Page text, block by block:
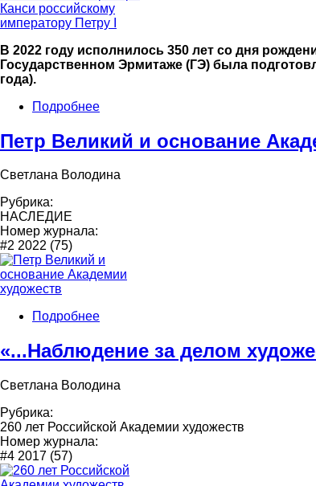
В 2022 году исполнилось 350 лет со дня
Государственном Эрмитаже (ГЭ) была
года).
Подробнее
Петр Великий и основание
Светлана Володина
Рубрика:
НАСЛЕДИЕ
Номер журнала:
#2 2022 (75)
Подробнее
«...Наблюдение за делом
Светлана Володина
Рубрика:
260 лет Российской Академии художеств
Номер журнала:
#4 2017 (57)